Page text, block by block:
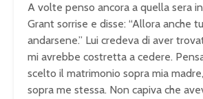
A volte penso ancora a quella sera
Grant sorrise e disse: “Allora anche
andarsene.” Lui credeva di aver
mi avrebbe costretta a cedere.
scelto il matrimonio sopra mia
sopra me stessa. Non capiva che